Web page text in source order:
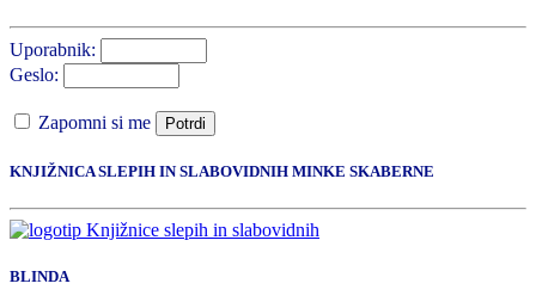
Uporabnik:
Geslo:
Zapomni si me Potrdi
KNJIŽNICA SLEPIH IN SLABOVIDNIH MINKE SKABERNE
BLINDA